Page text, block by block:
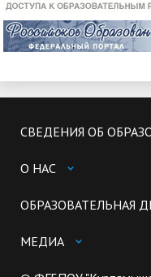
СВЕДЕНИЯ ОБ
О НАС
ОБРАЗОВАТЕЛЬНАЯ
МЕДИА